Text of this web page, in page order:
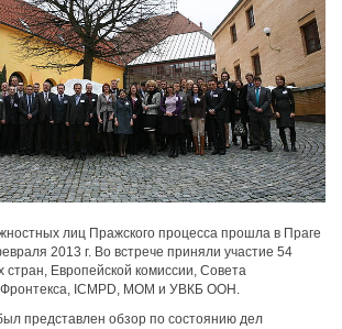
лиц Пражского процесса прошла в Праге
2013 г. Во встрече приняли участие 54
стран, Европейской комиссии, Совета
Фронтекса, ICMPD, МОМ и УВКБ ООН.
представлен обзор по состоянию дел